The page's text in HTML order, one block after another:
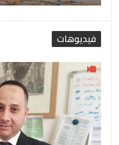
فيديوهات